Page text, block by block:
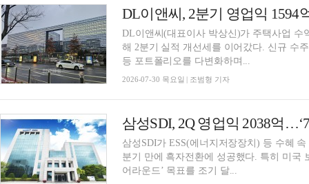
DL이앤씨, 2분기 영업익 1594
DL이앤씨(대표이사 박상신)가 주택사업 수
해 2분기 실적 개선세를 이어갔다. 신규 수
등 포트폴리오를 다변화하며...
2026-07-30 목요일 | 조범형 기자
삼성SDI, 2Q 영업익 2038억
삼성SDI가 ESS(에너지저장장치) 등 수혜
분기 만에 흑자전환에 성공했다. 특히 미국
어라운드’ 목표를 조기 달...